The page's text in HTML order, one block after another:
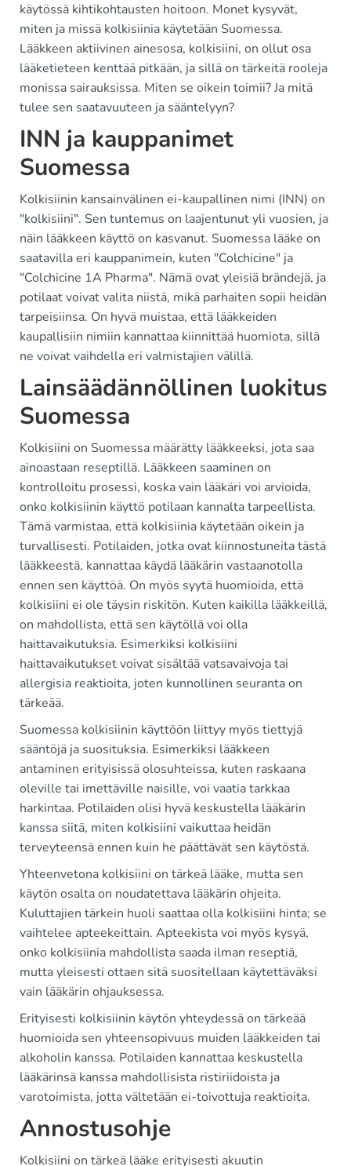
käytössä kihtikohtausten hoitoon. Monet kysyvät,
miten ja missä kolkisiinia käytetään Suomessa.
Lääkkeen aktiivinen ainesosa, kolkisiini, on ollut osa
lääketieteen kenttää pitkään, ja sillä on tärkeitä rooleja
monissa sairauksissa. Miten se oikein toimii? Ja mitä
tulee sen saatavuuteen ja sääntelyyn?
INN ja kauppanimet
Suomessa
Kolkisiinin kansainvälinen ei-kaupallinen nimi (INN) on
"kolkisiini". Sen tuntemus on laajentunut yli vuosien, ja
näin lääkkeen käyttö on kasvanut. Suomessa lääke on
saatavilla eri kauppanimein, kuten "Colchicine" ja
"Colchicine 1A Pharma". Nämä ovat yleisiä brändejä, ja
potilaat voivat valita niistä, mikä parhaiten sopii heidän
tarpeisiinsa. On hyvä muistaa, että lääkkeiden
kaupallisiin nimiin kannattaa kiinnittää huomiota, sillä
ne voivat vaihdella eri valmistajien välillä.
Lainsäädännöllinen luokitus
Suomessa
Kolkisiini on Suomessa määrätty lääkkeeksi, jota saa
ainoastaan reseptillä. Lääkkeen saaminen on
kontrolloitu prosessi, koska vain lääkäri voi arvioida,
onko kolkisiinin käyttö potilaan kannalta tarpeellista.
Tämä varmistaa, että kolkisiinia käytetään oikein ja
turvallisesti. Potilaiden, jotka ovat kiinnostuneita tästä
lääkkeestä, kannattaa käydä lääkärin vastaanotolla
ennen sen käyttöä. On myös syytä huomioida, että
kolkisiini ei ole täysin riskitön. Kuten kaikilla lääkkeillä,
on mahdollista, että sen käytöllä voi olla
haittavaikutuksia. Esimerkiksi kolkisiini
haittavaikutukset voivat sisältää vatsavaivoja tai
allergisia reaktioita, joten kunnollinen seuranta on
tärkeää.
Suomessa kolkisiinin käyttöön liittyy myös tiettyjä
sääntöjä ja suosituksia. Esimerkiksi lääkkeen
antaminen erityisissä olosuhteissa, kuten raskaana
oleville tai imettäville naisille, voi vaatia tarkkaa
harkintaa. Potilaiden olisi hyvä keskustella lääkärin
kanssa siitä, miten kolkisiini vaikuttaa heidän
terveyteensä ennen kuin he päättävät sen käytöstä.
Yhteenvetona kolkisiini on tärkeä lääke, mutta sen
käytön osalta on noudatettava lääkärin ohjeita.
Kuluttajien tärkein huoli saattaa olla kolkisiini hinta; se
vaihtelee apteekeittain. Apteekista voi myös kysyä,
onko kolkisiinia mahdollista saada ilman reseptiä,
mutta yleisesti ottaen sitä suositellaan käytettäväksi
vain lääkärin ohjauksessa.
Erityisesti kolkisiinin käytön yhteydessä on tärkeää
huomioida sen yhteensopivuus muiden lääkkeiden tai
alkoholin kanssa. Potilaiden kannattaa keskustella
lääkärinsä kanssa mahdollisista ristiriidoista ja
varotoimista, jotta vältetään ei-toivottuja reaktioita.
Annostusohje
Kolkisiini on tärkeä lääke erityisesti akuutin